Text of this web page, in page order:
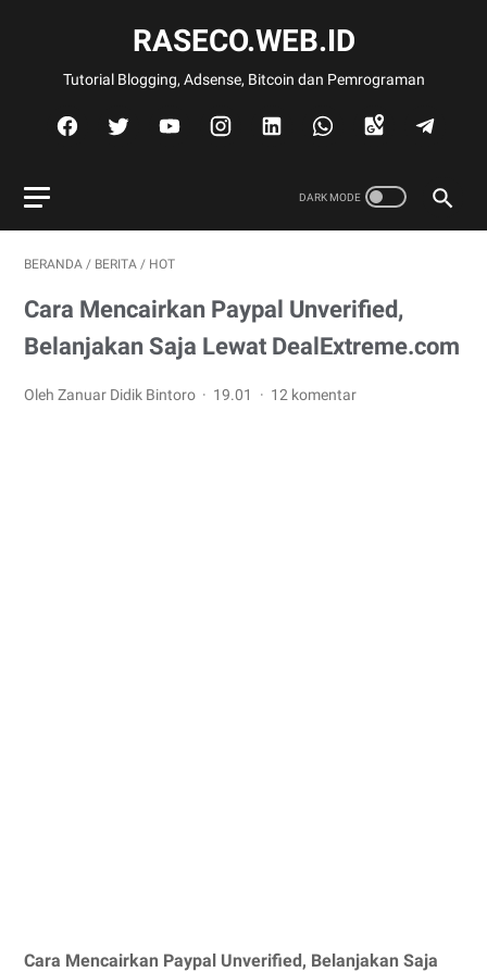
RASECO.WEB.ID
Tutorial Blogging, Adsense, Bitcoin dan Pemrograman
BERANDA / BERITA / HOT
Cara Mencairkan Paypal Unverified,
Belanjakan Saja Lewat DealExtreme.com
Oleh Zanuar Didik Bintoro 19.01 12 komentar
Cara Mencairkan Paypal Unverified, Belanjakan Saja